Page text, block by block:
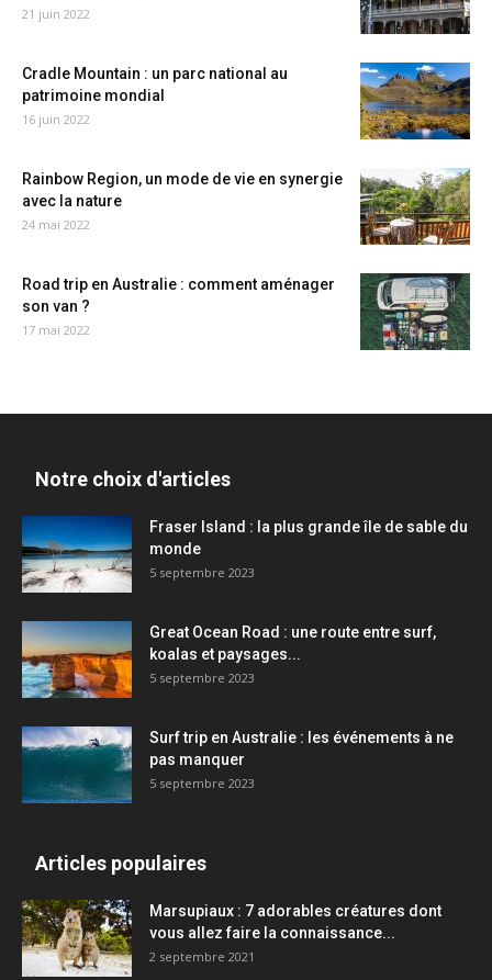
21 juin 2022
Cradle Mountain : un parc national au
patrimoine mondial
16 juin 2022
Rainbow Region, un mode de vie en synergie
avec la nature
24 mai 2022
Road trip en Australie : comment aménager
son van ?
17 mai 2022
Notre choix d'articles
Fraser Island : la plus grande île de sable du
monde
5 septembre 2023
Great Ocean Road : une route entre surf,
koalas et paysages...
5 septembre 2023
Surf trip en Australie : les événements à ne
pas manquer
5 septembre 2023
Articles populaires
Marsupiaux : 7 adorables créatures dont
vous allez faire la connaissance...
2 septembre 2021